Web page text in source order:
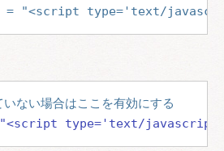
= "<script type='text/
い場合はここを有効にする
"<script type='text/